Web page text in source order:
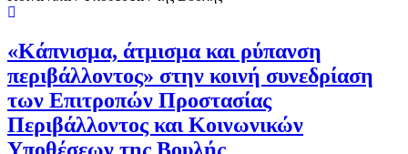
«Κάπνισμα, άτμισμα και ρύπανση
περιβάλλοντος» στην κοινή συνεδρίαση
των Επιτροπών Προστασίας
Περιβάλλοντος και Κοινωνικών
Υποθέσεων της Βουλής